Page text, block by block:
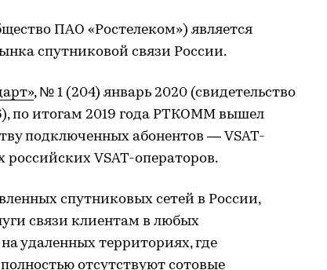
ПАО «Ростелеком») является
спутниковой связи России.
, № 1 (204) январь 2020 (свидетельство
по итогам 2019 года РТКОММ вышел
подключенных абонентов — VSAT-
VSAT-операторов.
спутниковых сетей в России,
связи клиентам в любых
удаленных территориях, где
отсутствуют сотовые